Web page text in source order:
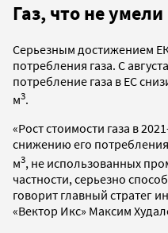
Газ, что не
Серьезным достижением
потребления газа. С
потребление газа в ЕС
м3.
«Рост стоимости газа в
снижению его
м3, не использованных
частности, серьезно
говорит главный стратег
«Вектор Икс» Максим